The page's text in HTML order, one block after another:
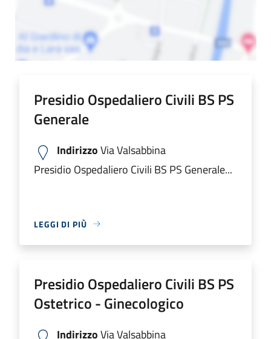
Presidio Ospedaliero Civili BS PS
Generale
IndirizzoVia Valsabbina
Presidio Ospedaliero Civili BS PS Generale...
LEGGI DI PIÙ
Presidio Ospedaliero Civili BS PS
Ostetrico - Ginecologico
IndirizzoVia Valsabbina